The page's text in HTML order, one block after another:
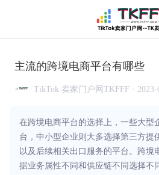
主流的跨境电商平台有哪些
TikTok 卖家门户网TKFFF · 2023-
在跨境电商平台的选择上，一些大型
台，中小型企业则大多选择第三方提
以及后续相关出口服务的平台。跨境
据业务属性不同和供应链不同选择不